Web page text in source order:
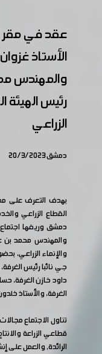
عقد في مقر
الأستاذ
والمهندس
رئيس الهيئة
الزراعي
دمشق 20/3/2023
بهدف التعرف على
القطاع الزراعي
دمشق وريفها
والمهندس محمد بن
والإنماء الزراعي،
جي نائبا رئيس
داود خازن الغرفة،
الغرفة، والأستاذ
تناول الاجتماع
قطاعي الزراعة
الرائدة, والعمل على